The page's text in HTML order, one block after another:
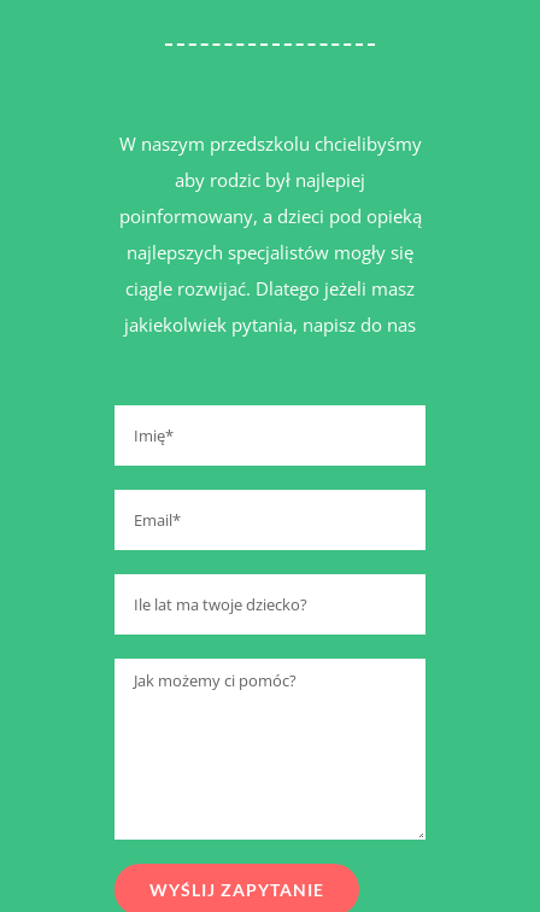
W naszym przedszkolu chcielibyśmy
aby rodzic był najlepiej
poinformowany, a dzieci pod opieką
najlepszych specjalistów mogły się
ciągle rozwijać. Dlatego jeżeli masz
jakiekolwiek pytania, napisz do nas